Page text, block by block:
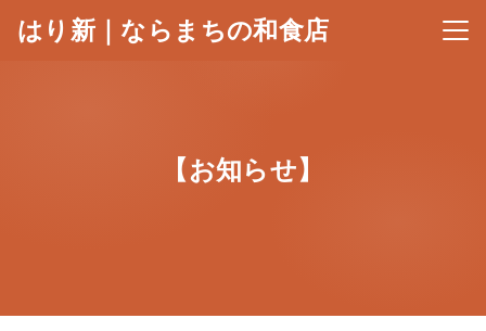
はり新｜ならまちの和食店 メニ
【お知らせ】